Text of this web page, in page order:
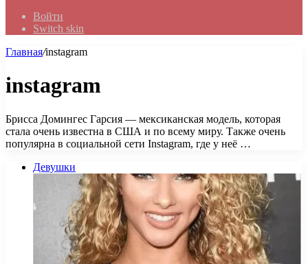
Войти
Switch skin
Главная/instagram
instagram
Брисса Домингес Гарсия — мексиканская модель, которая
стала очень известна в США и по всему миру. Также очень
популярна в социальной сети Instagram, где у неё …
Девушки